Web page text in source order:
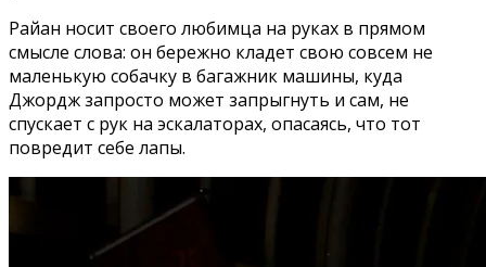
Райан носит своего любимца на руках в прямом
смысле слова: он бережно кладет свою совсем не
маленькую собачку в багажник машины, куда
Джордж запросто может запрыгнуть и сам, не
спускает с рук на эскалаторах, опасаясь, что тот
повредит себе лапы.